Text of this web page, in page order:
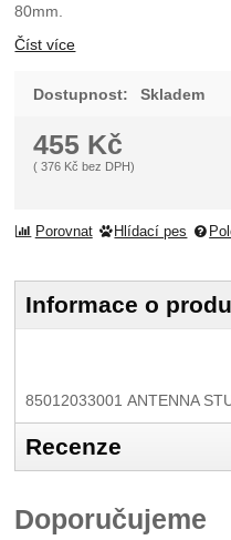
80mm.
Číst více
Dostupnost: Skladem
455 Kč
( 376 Kč bez DPH)
Porovnat Hlídací pes
Informace o
85012033001 ANTENNA
Recenze
Recenze
Doporučujeme